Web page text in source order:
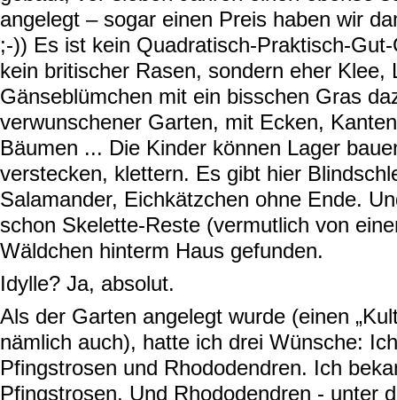
angelegt – sogar einen Preis haben wir
;-)) Es ist kein Quadratisch-Praktisch-
kein britischer Rasen, sondern eher Klee,
Gänseblümchen mit ein bisschen Gras
verwunschener Garten, mit Ecken,
Bäumen ... Die Kinder können Lager
verstecken, klettern. Es gibt hier
Salamander, Eichkätzchen ohne Ende.
schon Skelette-Reste (vermutlich von
Wäldchen hinterm Haus gefunden.
Idylle? Ja, absolut.
Als der Garten angelegt wurde (einen
nämlich auch), hatte ich drei Wünsche:
Pfingstrosen und Rhododendren. Ich
Pfingstrosen. Und Rhododendren - unter